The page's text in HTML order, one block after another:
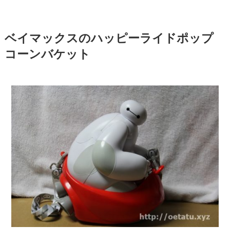
ベイマックスのハッピーライドポップ
コーンバケット